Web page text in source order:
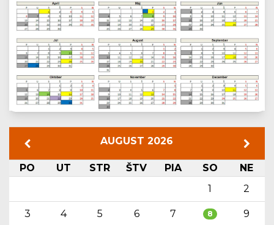
AUGUST 2026
PO UT STR ŠTV PIA SO
NE
1
2
3 4 5 6 7 8 9